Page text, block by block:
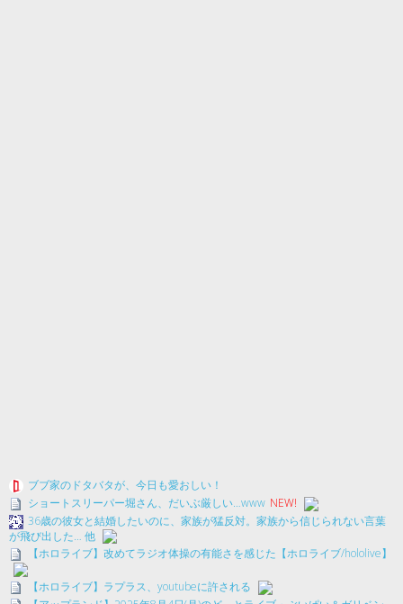
ブブ家のドタバタが、今日も愛おしい！
ショートスリーパー堀さん、だいぶ厳しい…www NEW!
36歳の彼女と結婚したいのに、家族が猛反対。家族から信じられない言葉
が飛び出した… 他
【ホロライブ】改めてラジオ体操の有能さを感じた【ホロライブ/hololive】
【ホロライブ】ラプラス、youtubeに許される